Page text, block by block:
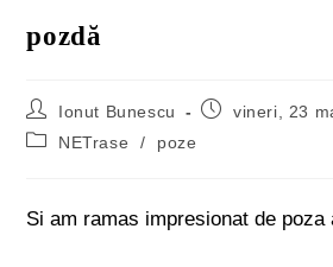
pozdă
Ionut Bunescu
vineri, 23
NETrase
/ poze
Si am ramas impresionat de poza